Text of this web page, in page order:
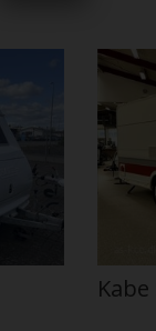
Kampa
✅
✅
Kabe